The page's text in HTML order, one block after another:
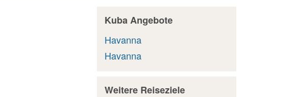
Kuba Angebote
Havanna
Havanna
Weitere Reiseziele